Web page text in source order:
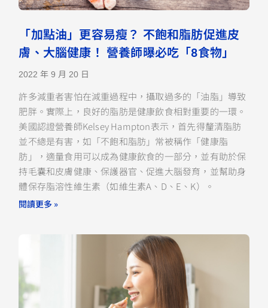
「加點油」更容易瘦？ 不飽和脂肪促進皮
膚、大腦健康！ 營養師曝必吃「8食物」
2022 年 9 月 20 日
許多減重者害怕在減重過程中，攝取過多的「油脂」導致
肥胖。實際上，良好的脂肪是健康飲食相對重要的一環。
美國認證營養師Kelsey Hampton表示，首先得釐清脂肪
並不總是有害，如「不飽和脂肪」常被稱作「健康脂
肪」，適量食用可以成為健康飲食的一部分，並有助於保
持毛囊和皮膚健康、保護器官、促進大腦發育，並幫助身
體保存脂溶性維生素（如維生素A、D、E、K）。
閱讀更多 »